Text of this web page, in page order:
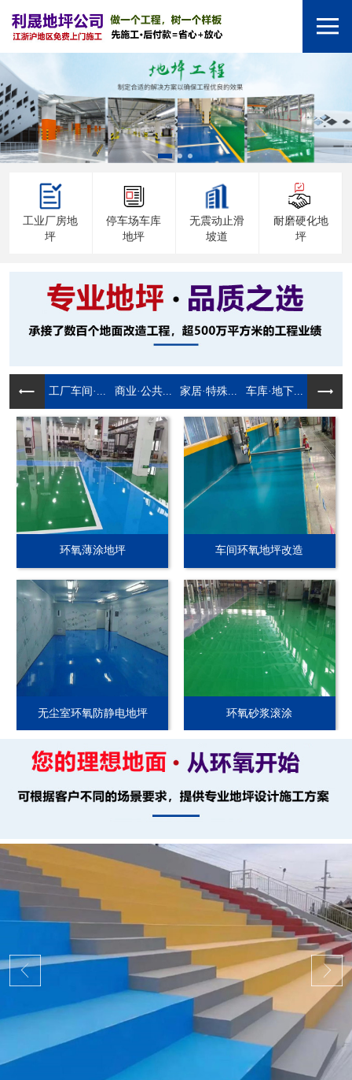
工业厂房地
坪
停车场车库
地坪
无震动止滑
坡道
耐磨硬化地
坪
工厂车间·... 商业·公共... 家居·特殊... 车库·地下...
环氧薄涂地坪 车间环氧地坪改造
无尘室环氧防静电地坪 环氧砂浆滚涂